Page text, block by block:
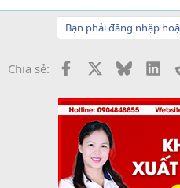
Bạn phải đăng nhập
Chia sẻ: Facebook Bluesky